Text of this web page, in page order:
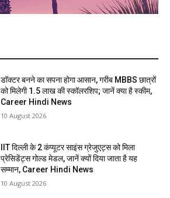
डॉक्टर बनने का सपना होगा आसान, गरीब MBBS छात्रों
को मिलेगी 1.5 लाख की स्कॉलरशिप; जानें क्या है स्कीम,
Career Hindi News
10 August 2026
IIT दिल्ली के 2 कंप्यूटर साइंस ग्रेजुएट्स को मिला
प्रेसिडेंट्स गोल्ड मेडल, जानें क्यों दिया जाता है यह
सम्मान, Career Hindi News
10 August 2026